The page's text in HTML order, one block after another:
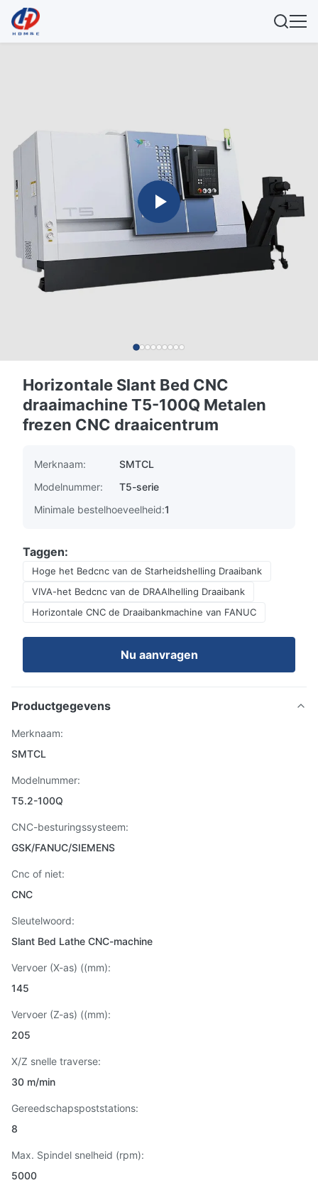
Horizontale Slant Bed CNC
draaimachine T5-100Q Metalen
frezen CNC draaicentrum
Merknaam:
SMTCL
Modelnummer:
T5-serie
Minimale bestelhoeveelheid:1
Taggen:
Hoge het Bedcnc van de Starheidshelling Draaibank
VIVA-het Bedcnc van de DRAAIhelling Draaibank
Horizontale CNC de Draaibankmachine van FANUC
Nu aanvragen
Productgegevens
Merknaam:
SMTCL
Modelnummer:
T5.2-100Q
CNC-besturingssysteem:
GSK/FANUC/SIEMENS
Cnc of niet:
CNC
Sleutelwoord:
Slant Bed Lathe CNC-machine
Vervoer (X-as) ((mm):
145
Vervoer (Z-as) ((mm):
205
X/Z snelle traverse:
30 m/min
Gereedschapspoststations:
8
Max. Spindel snelheid (rpm):
5000